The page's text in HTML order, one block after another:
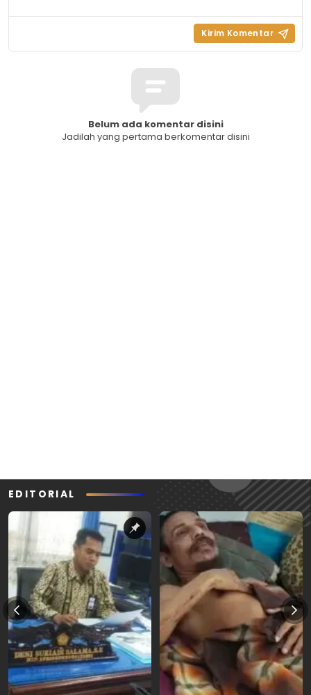
Belum ada komentar disini
Jadilah yang pertama berkomentar disini
EDITORIAL